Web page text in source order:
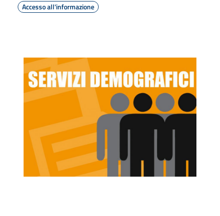
Accesso all'informazione